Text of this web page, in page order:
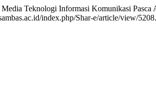
Teknologi Informasi Komunikasi Pasca
index.php/Shar-e/article/view/5208.